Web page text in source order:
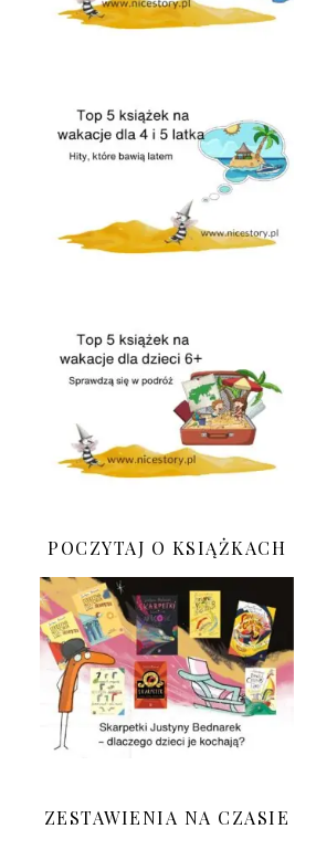
POCZYTAJ O KSIĄŻKACH
ZESTAWIENIA NA CZASIE